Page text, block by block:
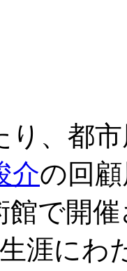
り、都
介の回
館で開
涯にわ